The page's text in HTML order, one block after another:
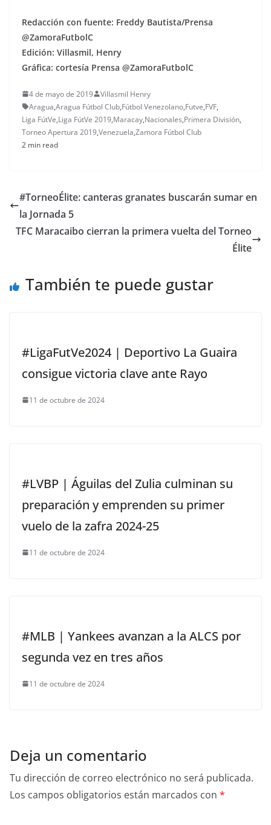
Redacción con fuente: Freddy Bautista/Prensa
@ZamoraFutbolC
Edición: Villasmil, Henry
Gráfica: cortesía Prensa @ZamoraFutbolC
4 de mayo de 2019
Villasmil Henry
Aragua,Aragua Fútbol Club,Fútbol Venezolano,Futve,FVF,
Liga FútVe,Liga FútVe 2019,Maracay,Nacionales,Primera División,
Torneo Apertura 2019,Venezuela,Zamora Fútbol Club
2 min read
#TorneoÉlite: canteras granates buscarán sumar en
la Jornada 5
TFC Maracaibo cierran la primera vuelta del Torneo
Élite
También te puede gustar
#LigaFutVe2024 | Deportivo La Guaira
consigue victoria clave ante Rayo
11 de octubre de 2024
#LVBP | Águilas del Zulia culminan su
preparación y emprenden su primer
vuelo de la zafra 2024-25
11 de octubre de 2024
#MLB | Yankees avanzan a la ALCS por
segunda vez en tres años
11 de octubre de 2024
Deja un comentario
Tu dirección de correo electrónico no será publicada.
Los campos obligatorios están marcados con *